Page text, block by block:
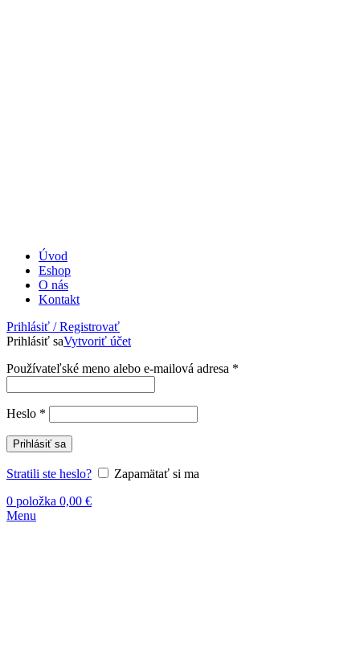
Úvod
Eshop
O nás
Kontakt
Prihlásiť / Registrovať
Prihlásiť saVytvoriť účet
Používateľské meno alebo e-mailová adresa *
Heslo *
Prihlásiť sa
Stratili ste heslo?
Zapamätať si ma
0 položka 0,00 €
Menu